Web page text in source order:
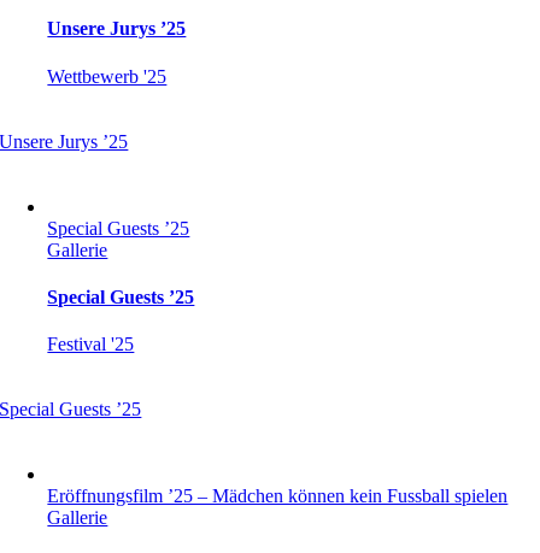
Unsere Jurys ’25
Wettbewerb '25
Unsere Jurys ’25
Special Guests ’25
Gallerie
Special Guests ’25
Festival '25
Special Guests ’25
Eröffnungsfilm ’25 – Mädchen können kein Fussball spielen
Gallerie